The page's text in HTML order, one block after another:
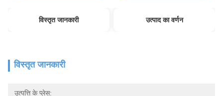
विस्तृत जानकारी उत्पाद का वर्णन
विस्तृत जानकारी
उत्पत्ति के प्लेस: